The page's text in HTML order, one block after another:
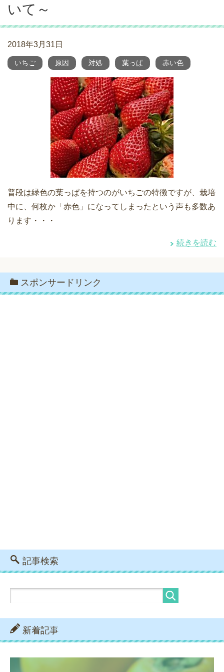
いて～
2018年3月31日
いちご 原因 対処 葉っぱ 赤い色
普段は緑色の葉っぱを持つのがいちごの特徴ですが、栽培
中に、何枚か「赤色」になってしまったという声も多数あ
ります・・・
続きを読む
スポンサードリンク
記事検索
新着記事